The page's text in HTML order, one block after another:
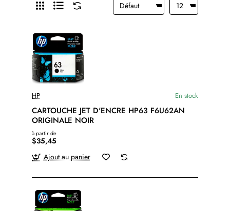
HP En stock
CARTOUCHE JET D'ENCRE HP63 F6U62AN
ORIGINALE NOIR
à partir de
$35,45
Ajout au panier